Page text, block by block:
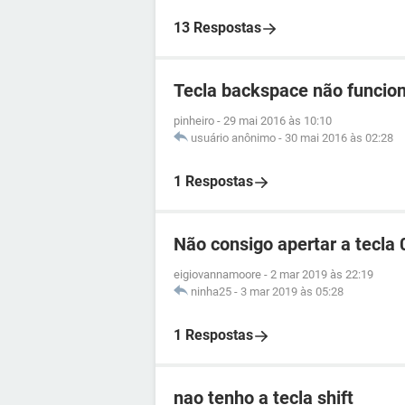
13 Respostas
Tecla backspace não
pinheiro - 29 mai 2016 às 10:10
usuário anônimo - 30 mai 2016 às 02:28
1 Respostas
Não consigo apertar a tecla
eigiovannamoore - 2 mar 2019 às 22:19
ninha25 - 3 mar 2019 às 05:28
1 Respostas
nao tenho a tecla shift